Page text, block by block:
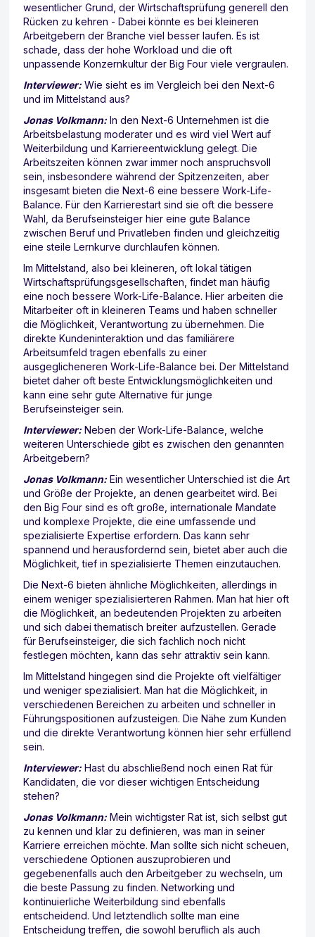
wesentlicher Grund, der Wirtschaftsprüfung generell den
Rücken zu kehren - Dabei könnte es bei kleineren
Arbeitgebern der Branche viel besser laufen. Es ist
schade, dass der hohe Workload und die oft
unpassende Konzernkultur der Big Four viele vergraulen.
Interviewer: Wie sieht es im Vergleich bei den Next-6
und im Mittelstand aus?
Jonas Volkmann: In den Next-6 Unternehmen ist die
Arbeitsbelastung moderater und es wird viel Wert auf
Weiterbildung und Karriereentwicklung gelegt. Die
Arbeitszeiten können zwar immer noch anspruchsvoll
sein, insbesondere während der Spitzenzeiten, aber
insgesamt bieten die Next-6 eine bessere Work-Life-
Balance. Für den Karrierestart sind sie oft die bessere
Wahl, da Berufseinsteiger hier eine gute Balance
zwischen Beruf und Privatleben finden und gleichzeitig
eine steile Lernkurve durchlaufen können.
Im Mittelstand, also bei kleineren, oft lokal tätigen
Wirtschaftsprüfungsgesellschaften, findet man häufig
eine noch bessere Work-Life-Balance. Hier arbeiten die
Mitarbeiter oft in kleineren Teams und haben schneller
die Möglichkeit, Verantwortung zu übernehmen. Die
direkte Kundeninteraktion und das familiärere
Arbeitsumfeld tragen ebenfalls zu einer
ausgeglicheneren Work-Life-Balance bei. Der Mittelstand
bietet daher oft beste Entwicklungsmöglichkeiten und
kann eine sehr gute Alternative für junge
Berufseinsteiger sein.
Interviewer: Neben der Work-Life-Balance, welche
weiteren Unterschiede gibt es zwischen den genannten
Arbeitgebern?
Jonas Volkmann: Ein wesentlicher Unterschied ist die Art
und Größe der Projekte, an denen gearbeitet wird. Bei
den Big Four sind es oft große, internationale Mandate
und komplexe Projekte, die eine umfassende und
spezialisierte Expertise erfordern. Das kann sehr
spannend und herausfordernd sein, bietet aber auch die
Möglichkeit, tief in spezialisierte Themen einzutauchen.
Die Next-6 bieten ähnliche Möglichkeiten, allerdings in
einem weniger spezialisierteren Rahmen. Man hat hier oft
die Möglichkeit, an bedeutenden Projekten zu arbeiten
und sich dabei thematisch breiter aufzustellen. Gerade
für Berufseinsteiger, die sich fachlich noch nicht
festlegen möchten, kann das sehr attraktiv sein kann.
Im Mittelstand hingegen sind die Projekte oft vielfältiger
und weniger spezialisiert. Man hat die Möglichkeit, in
verschiedenen Bereichen zu arbeiten und schneller in
Führungspositionen aufzusteigen. Die Nähe zum Kunden
und die direkte Verantwortung können hier sehr erfüllend
sein.
Interviewer: Hast du abschließend noch einen Rat für
Kandidaten, die vor dieser wichtigen Entscheidung
stehen?
Jonas Volkmann: Mein wichtigster Rat ist, sich selbst gut
zu kennen und klar zu definieren, was man in seiner
Karriere erreichen möchte. Man sollte sich nicht scheuen,
verschiedene Optionen auszuprobieren und
gegebenenfalls auch den Arbeitgeber zu wechseln, um
die beste Passung zu finden. Networking und
kontinuierliche Weiterbildung sind ebenfalls
entscheidend. Und letztendlich sollte man eine
Entscheidung treffen, die sowohl beruflich als auch